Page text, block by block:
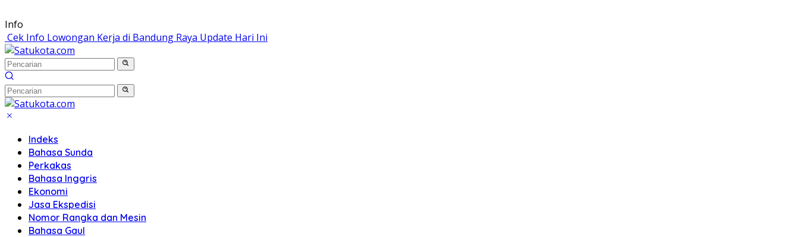
Langsung
ke
konten
Info
Cek Info Lowongan Kerja di Bandung Raya Update Hari Ini
Indeks
Bahasa Sunda
Perkakas
Bahasa Inggris
Ekonomi
Jasa Ekspedisi
Nomor Rangka dan Mesin
Bahasa Gaul